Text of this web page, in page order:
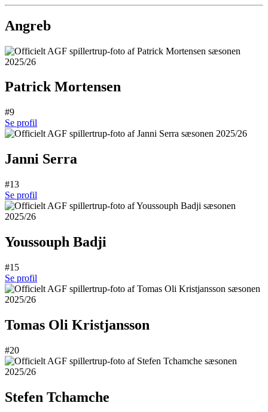
Angreb
Patrick Mortensen
#9
Se profil
Janni Serra
#13
Se profil
Youssouph Badji
#15
Se profil
Tomas Oli Kristjansson
#20
Stefen Tchamche